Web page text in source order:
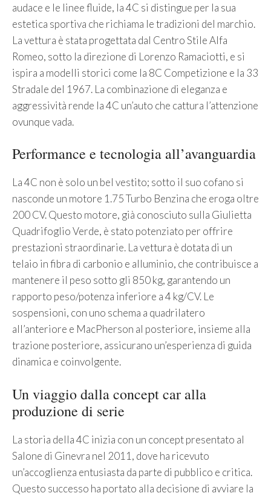
audace e le linee fluide, la 4C si distingue per la sua
estetica sportiva che richiama le tradizioni del marchio.
La vettura è stata progettata dal Centro Stile Alfa
Romeo, sotto la direzione di Lorenzo Ramaciotti, e si
ispira a modelli storici come la 8C Competizione e la 33
Stradale del 1967. La combinazione di eleganza e
aggressività rende la 4C un’auto che cattura l’attenzione
ovunque vada.
Performance e tecnologia all’avanguardia
La 4C non è solo un bel vestito; sotto il suo cofano si
nasconde un motore 1.75 Turbo Benzina che eroga oltre
200 CV. Questo motore, già conosciuto sulla Giulietta
Quadrifoglio Verde, è stato potenziato per offrire
prestazioni straordinarie. La vettura è dotata di un
telaio in fibra di carbonio e alluminio, che contribuisce a
mantenere il peso sotto gli 850 kg, garantendo un
rapporto peso/potenza inferiore a 4 kg/CV. Le
sospensioni, con uno schema a quadrilatero
all’anteriore e MacPherson al posteriore, insieme alla
trazione posteriore, assicurano un’esperienza di guida
dinamica e coinvolgente.
Un viaggio dalla concept car alla
produzione di serie
La storia della 4C inizia con un concept presentato al
Salone di Ginevra nel 2011, dove ha ricevuto
un’accoglienza entusiasta da parte di pubblico e critica.
Questo successo ha portato alla decisione di avviare la